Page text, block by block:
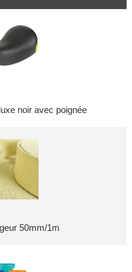
noir avec poignée
50mm/1m